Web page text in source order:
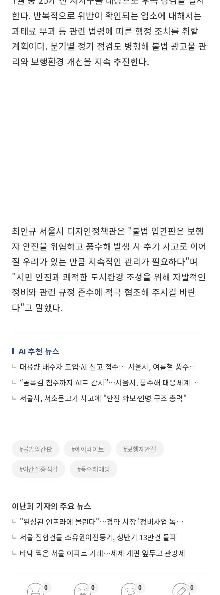
한다. 반복적으로 위반이 확인되는 업소에 대해서는
과태료 부과 등 관련 법령에 따른 행정 조치를 취할
계획이다. 분기별 정기 점검도 병행해 불법 광고물 관
리와 보행환경 개선을 지속 추진한다.
최인규 서울시 디자인정책관은 "불법 입간판은 보행
자 안전을 위협하고 풍수해 발생 시 추가 사고로 이어
질 우려가 있는 만큼 지속적인 관리가 필요하다"며
"시민 안전과 쾌적한 도시환경 조성을 위해 자발적인
정비와 관련 규정 준수에 적극 협조해 주시길 바란
다"고 말했다.
AI 추천 뉴스
대용량 배수차 도입·AI 신고 접수… 서울시, 여름철 풍수해 재난망 강화
“골목길 침수까지 AI로 감시”⋯서울시, 풍수해 대응체계 15일부터 본격 가동
서울시, 서소문고가 사고에 "안전 확보·인명 구조 총력"
#불법입간판 #에어라이트 #보행자안전
#야간집중점검 #풍수해예방
이난희 기자의 주요 뉴스
"완성된 인프라에 몰린다"⋯청약 시장 '정비사업 독주' 42배 격차
서울 집합건물 소유권이전등기, 상반기 13만건 돌파
바닥 찍은 서울 아파트 거래⋯세제 개편 앞두고 관망세
0 0 0 0